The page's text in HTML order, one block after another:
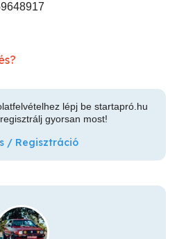
lépj be startapró.hu
gyorsan most!
/ Regisztráció